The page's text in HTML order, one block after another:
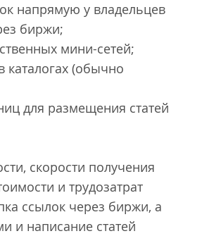
напрямую у владельцев
биржи;
мини-сетей;
каталогах (обычно
для размещения статей
скорости получения
и трудозатрат
ссылок через биржи, а
и написание статей